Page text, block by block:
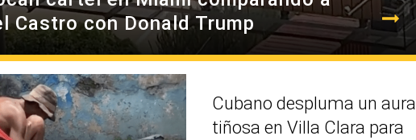
Castro con Donald Trump
Cubano despluma un aura
tiñosa en Villa Clara para